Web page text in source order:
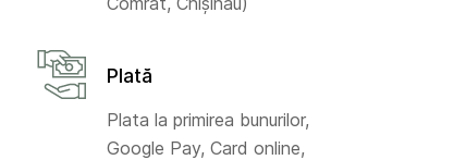
Plată
Plata la primirea bunurilor,
Google Pay, Card online,